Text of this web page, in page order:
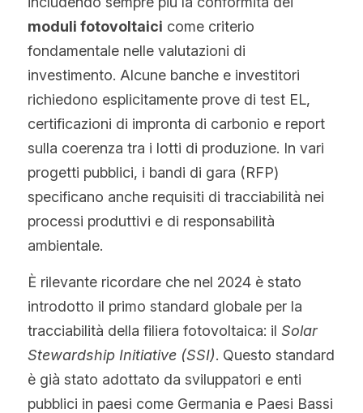
moduli fotovoltaici come criterio
fondamentale nelle valutazioni di
investimento. Alcune banche e investitori
richiedono esplicitamente prove di test EL,
certificazioni di impronta di carbonio e report
sulla coerenza tra i lotti di produzione. In vari
progetti pubblici, i bandi di gara (RFP)
specificano anche requisiti di tracciabilità nei
processi produttivi e di responsabilità
ambientale.
È rilevante ricordare che nel 2024 è stato
introdotto il primo standard globale per la
tracciabilità della filiera fotovoltaica: il Solar
Stewardship Initiative (SSI). Questo standard
è già stato adottato da sviluppatori e enti
pubblici in paesi come Germania e Paesi Bassi